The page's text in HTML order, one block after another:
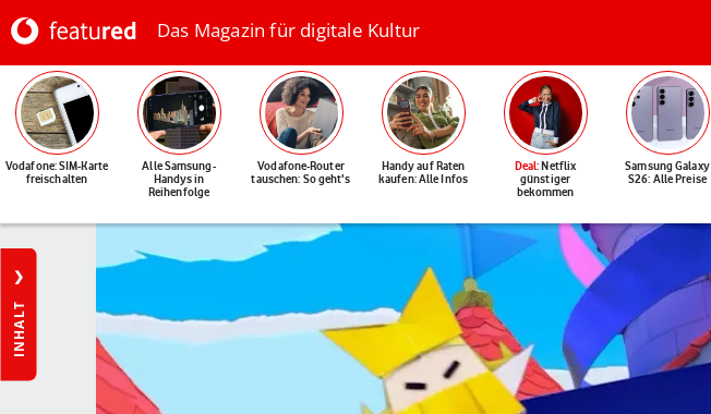
Das Magazin für digitale Kultur
Vodafone: SIM-Karte
freischalten
Alle Samsung-
Handys in
Reihenfolge
Vodafone-Router
tauschen: So geht's
Handy auf Raten
kaufen: Alle Infos
Deal: Netflix
günstiger
bekommen
Samsung Galaxy
S26: Alle Preise
INHALT